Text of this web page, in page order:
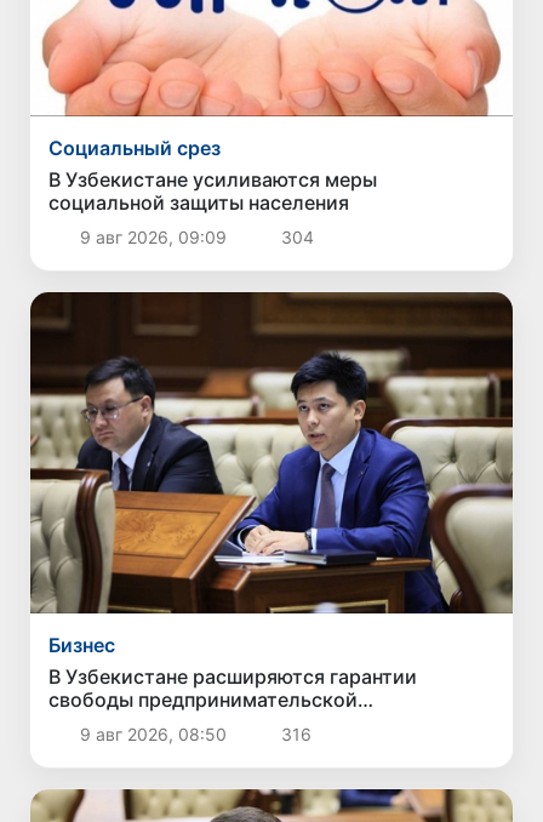
Социальный срез
В Узбекистане усиливаются меры
социальной защиты населения
9 авг 2026, 09:09 304
Бизнес
В Узбекистане расширяются гарантии
свободы предпринимательской
деятельности
9 авг 2026, 08:50 316